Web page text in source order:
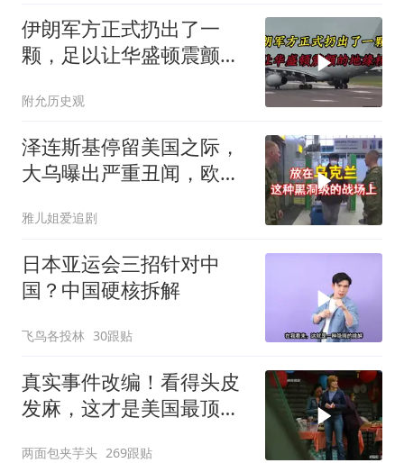
伊朗军方正式扔出了一
颗，足以让华盛顿震颤的
附允历史观
泽连斯基停留美国之际，
大乌曝出严重丑闻，欧洲
雅儿姐爱追剧
日本亚运会三招针对中
国？中国硬核拆解
飞鸟各投林 30跟贴
真实事件改编！看得头皮
发麻，这才是美国最顶级
两面包夹芋头 269跟贴